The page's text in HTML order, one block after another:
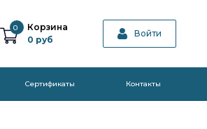
0
Корзина
0 руб
Войти
Cертификаты Контакты